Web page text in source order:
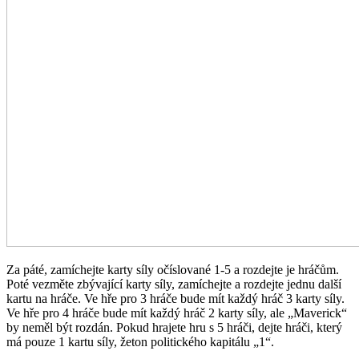
Za páté, zamíchejte karty síly očíslované 1-5 a rozdejte je hráčům.
Poté vezměte zbývající karty síly, zamíchejte a rozdejte jednu další
kartu na hráče. Ve hře pro 3 hráče bude mít každý hráč 3 karty síly.
Ve hře pro 4 hráče bude mít každý hráč 2 karty síly, ale „Maverick“
by neměl být rozdán. Pokud hrajete hru s 5 hráči, dejte hráči, který
má pouze 1 kartu síly, žeton politického kapitálu „1“.